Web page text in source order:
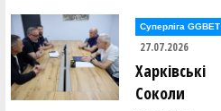
Суперліга GGBET
27.07.2026
Харківські
Соколи